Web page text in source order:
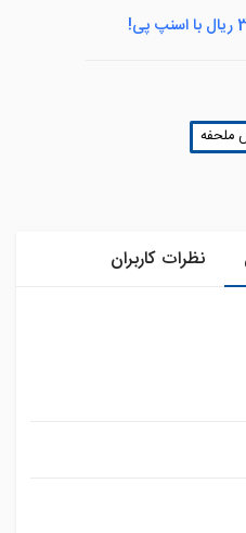
ملحفه
نظرات کاربران